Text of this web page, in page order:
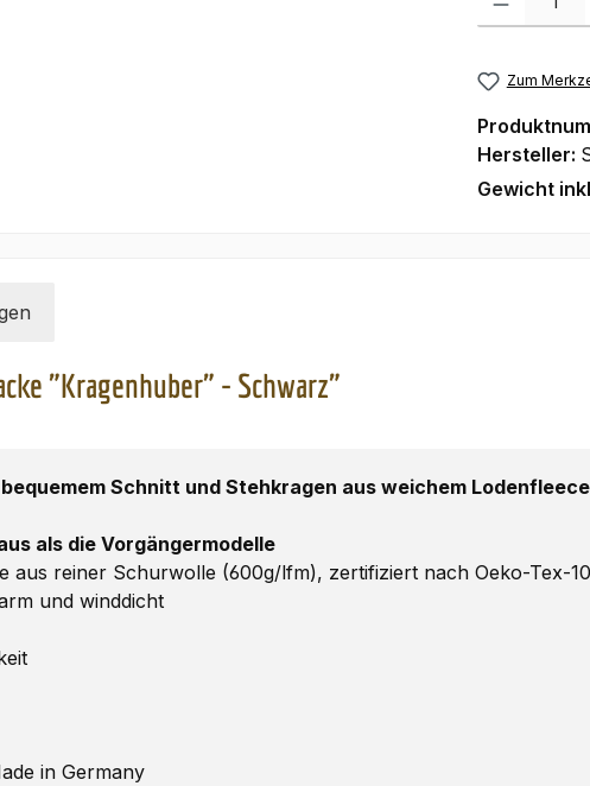
Zum
Hersteller:
Gewicht
"Kragenhuber" - Schwarz"
Schnitt und Stehkragen aus weichem
als die Vorgängermodelle
aus reiner Schurwolle (600g/lfm), zertifiziert nach Oeko-Tex-
und winddicht
in Germany